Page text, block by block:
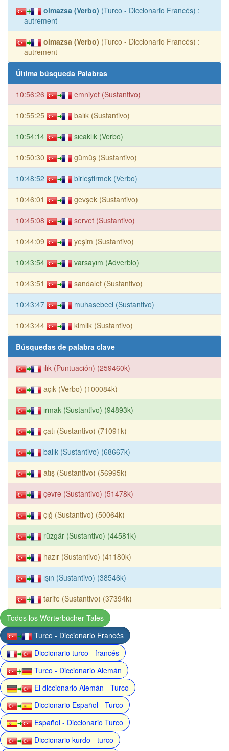
olmazsa (Verbo) (Turco - Diccionario Francés) :
autrement
olmazsa (Verbo) (Turco - Diccionario Francés) :
autrement
Última búsqueda Palabras
10:56:26 emniyet (Sustantivo)
10:55:25 balık (Sustantivo)
10:54:14 sıcaklık (Verbo)
10:50:30 gümüş (Sustantivo)
10:48:52 birleştirmek (Verbo)
10:46:01 gevşek (Sustantivo)
10:45:08 servet (Sustantivo)
10:44:09 yeşim (Sustantivo)
10:43:54 varsayım (Adverbio)
10:43:51 sandalet (Sustantivo)
10:43:47 muhasebeci (Sustantivo)
10:43:44 kimlik (Sustantivo)
Búsquedas de palabra clave
ılık (Puntuación) (259460k)
açık (Verbo) (100084k)
ırmak (Sustantivo) (94893k)
çatı (Sustantivo) (71091k)
balık (Sustantivo) (68667k)
atış (Sustantivo) (56995k)
çevre (Sustantivo) (51478k)
çığ (Sustantivo) (50064k)
rüzgâr (Sustantivo) (44581k)
hazır (Sustantivo) (41180k)
ışın (Sustantivo) (38546k)
tarife (Sustantivo) (37394k)
Todos los Wörterbücher Tales
Turco - Diccionario Francés
Diccionario turco - francés
Turco - Diccionario Alemán
El diccionario Alemán - Turco
Diccionario Español - Turco
Español - Diccionario Turco
Diccionario kurdo - turco